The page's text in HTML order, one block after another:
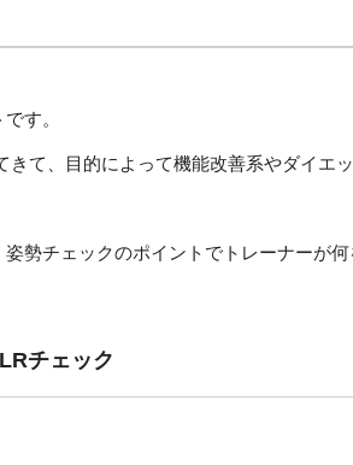
す。
て、目的によって機能改善系やダイエ
勢チェックのポイントでトレーナーが何
チェック